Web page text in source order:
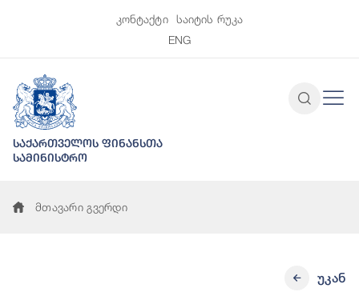
კონტაქტი
საიტის რუკა
ENG
საქართველოს ფინანსთა
სამინისტრო
მთავარი გვერდი
უკან